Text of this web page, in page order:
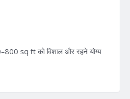
sq ft को विशाल और रहने योग्य